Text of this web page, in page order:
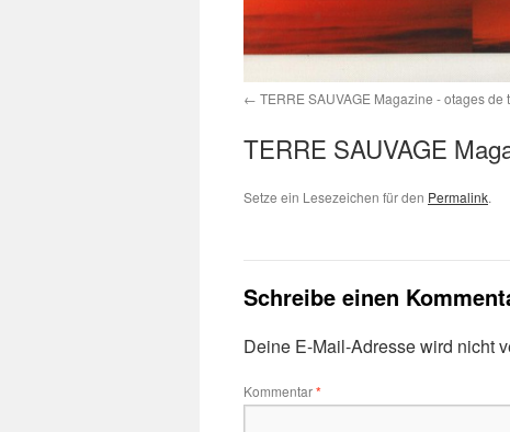
TERRE SAUVAGE Magazine - otages de
TERRE SAUVAGE
Setze ein Lesezeichen für den Permalink.
Schreibe einen
Deine E-Mail-Adresse wird nicht
Kommentar*